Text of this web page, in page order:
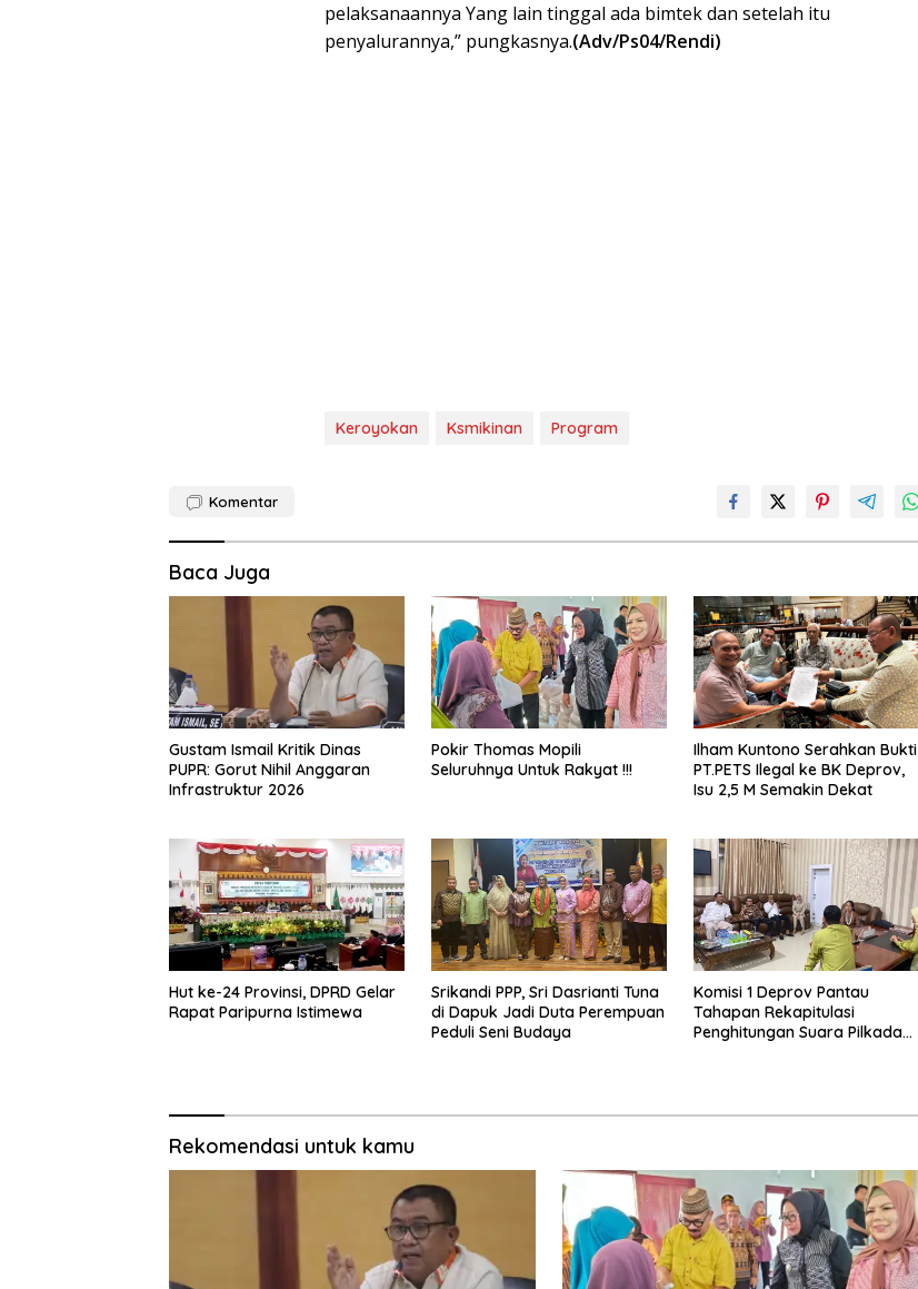
pelaksanaannya Yang lain tinggal ada bimtek dan setelah itu
penyalurannya,” pungkasnya.(Adv/Ps04/Rendi)
Keroyokan Ksmikinan Program
Komentar
Baca Juga
Gustam Ismail Kritik Dinas
PUPR: Gorut Nihil Anggaran
Infrastruktur 2026
Pokir Thomas Mopili
Seluruhnya Untuk Rakyat !!!
Ilham Kuntono Serahkan Bukti
PT.PETS Ilegal ke BK Deprov,
Isu 2,5 M Semakin Dekat
Hut ke-24 Provinsi, DPRD Gelar
Rapat Paripurna Istimewa
Srikandi PPP, Sri Dasrianti Tuna
di Dapuk Jadi Duta Perempuan
Peduli Seni Budaya
Komisi 1 Deprov Pantau
Tahapan Rekapitulasi
Penghitungan Suara Pilkada
Rekomendasi untuk kamu